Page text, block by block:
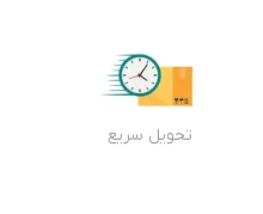
تحویل سریع